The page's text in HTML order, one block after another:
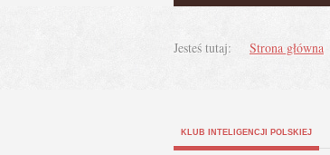
Jesteś tutaj: Strona główna
KLUB INTELIGENCJI POLSKIEJ